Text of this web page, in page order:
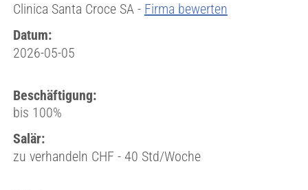
Clinica Santa Croce SA - Firma bewerten
Datum:
2026-05-05
Beschäftigung:
bis 100%
Salär:
zu verhandeln CHF - 40 Std/Woche